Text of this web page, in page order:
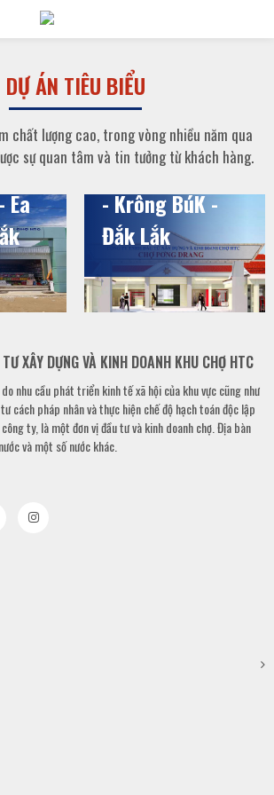
DỰ ÁN TIÊU BIỂU
chất lượng cao, trong vòng nhiều năm qua
sự quan tâm và tin tưởng từ khách hàng.
Ea
Khu phố chợ và
chợ Pơng Drang
- Krông BúK -
Đắk Lắk
XÂY DỰNG VÀ KINH DOANH KHU CHỢ HTC
nhu cầu phát triển kinh tế xã hội của khu vực cũng như
cách pháp nhân và thực hiện chế độ hạch toán độc lập
ty, là một đơn vị đầu tư và kinh doanh chợ. Địa bàn
và một số nước khác.